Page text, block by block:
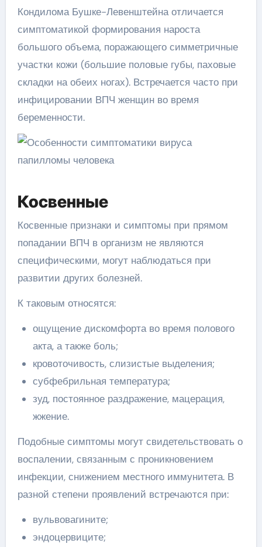
Кондилома Бушке-Левенштейна отличается
симптоматикой формирования нароста
большого объема, поражающего симметричные
участки кожи (большие половые губы, паховые
складки на обеих ногах). Встречается часто при
инфицировании ВПЧ женщин во время
беременности.
Косвенные
Косвенные признаки и симптомы при прямом
попадании ВПЧ в организм не являются
специфическими, могут наблюдаться при
развитии других болезней.
К таковым относятся:
ощущение дискомфорта во время полового
акта, а также боль;
кровоточивость, слизистые выделения;
субфебрильная температура;
зуд, постоянное раздражение, мацерация,
жжение.
Подобные симптомы могут свидетельствовать о
воспалении, связанным с проникновением
инфекции, снижением местного иммунитета. В
разной степени проявлений встречаются при:
вульвовагините;
эндоцервиците;